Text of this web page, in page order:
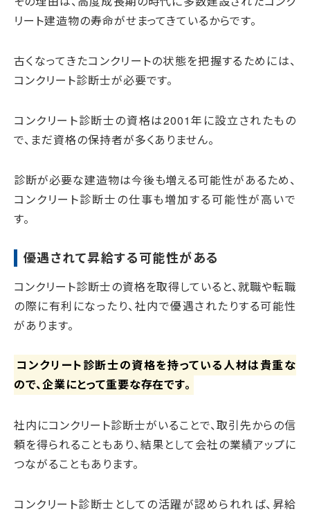
リート建造物の寿命がせまってきているからです。
古くなってきたコンクリートの状態を把握するためには、
コンクリート診断士が必要です。
コンクリート診断士の資格は2001年に設立されたもの
で、まだ資格の保持者が多くありません。
診断が必要な建造物は今後も増える可能性があるため、
コンクリート診断士の仕事も増加する可能性が高いで
す。
優遇されて昇給する可能性がある
コンクリート診断士の資格を取得していると、就職や転職
の際に有利になったり、社内で優遇されたりする可能性
があります。
コンクリート診断士の資格を持っている人材は貴重な
ので、企業にとって重要な存在です。
社内にコンクリート診断士がいることで、取引先からの信
頼を得られることもあり、結果として会社の業績アップに
つながることもあります。
コンクリート診断士としての活躍が認められれば、昇給